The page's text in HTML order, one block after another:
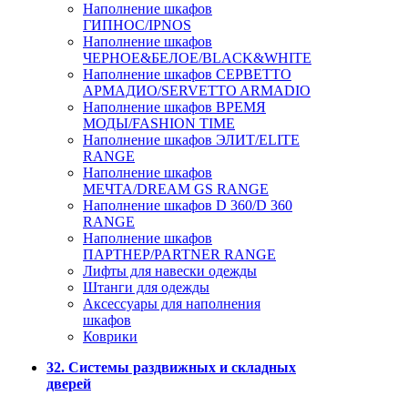
Наполнение шкафов
ГИПНОС/IPNOS
Наполнение шкафов
ЧЕРНОЕ&БЕЛОЕ/BLACK&WHITE
Наполнение шкафов СЕРВЕТТО
АРМАДИО/SERVETTO ARMADIO
Наполнение шкафов ВРЕМЯ
МОДЫ/FASHION TIME
Наполнение шкафов ЭЛИТ/ELITE
RANGE
Наполнение шкафов
МЕЧТА/DREAM GS RANGE
Наполнение шкафов D 360/D 360
RANGE
Наполнение шкафов
ПАРТНЕР/PARTNER RANGE
Лифты для навески одежды
Штанги для одежды
Аксессуары для наполнения
шкафов
Коврики
32. Системы раздвижных и складных
дверей